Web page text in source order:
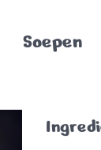
Soepen